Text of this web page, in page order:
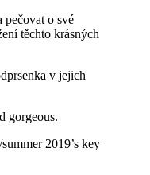
o své
těchto krásných
v jejich
gorgeous.
2019’s key